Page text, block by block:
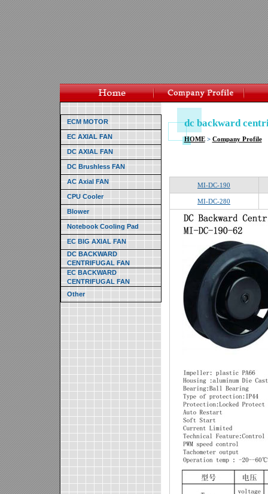
ECM MOTOR
EC AXIAL FAN
DC AXIAL FAN
DC Brushless FAN
AC Axial FAN
CPU Cooler
Blower
Notebook Cooling Pad
EC BIG AXIAL FAN
DC BACKWARD
CENTRIFUGAL FAN
EC BACKWARD
CENTRIFUGAL FAN
Other
dc backward
HOME> Company Profile
MI-DC-190
MI-DC-280